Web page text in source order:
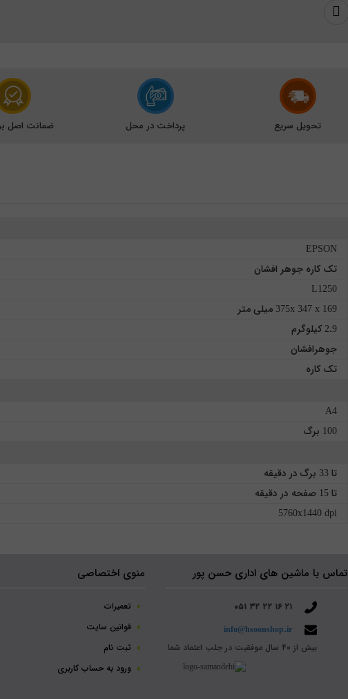
تحویل سریع پرداخت در محل ضمانت اصل
EPSON
تک کاره جوهر افشان
L1250
375x 347 x 169 میلی متر
2.9 کیلوگرم
جوهرافشان
تک کاره
A4
100 برگ
تا 33 برگ در دقیقه
تا 15 صفحه در دقیقه
5760x1440 dpi
تماس با ماشین های اداری حسن پور
۰۵۱ ۳۲ ۲۲ ۱۶ ۲۱
info@hsoonshop.ir
بیش از ۴۰ سال موفقیت در جلب اعتماد شما
منوی اختصاصی
تعمیرات
قوانین سایت
ثبت نام‌
ورود به حساب کاربری